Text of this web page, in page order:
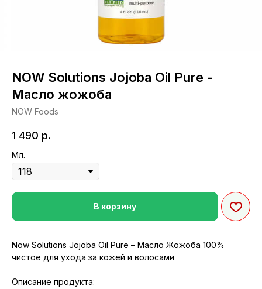
NOW Solutions Jojoba Oil Pure -
Масло жожоба
NOW Foods
1 490 р.
Мл.
В корзину
Now Solutions Jojoba Oil Pure – Масло Жожоба 100%
чистое для ухода за кожей и волосами
Описание продукта: